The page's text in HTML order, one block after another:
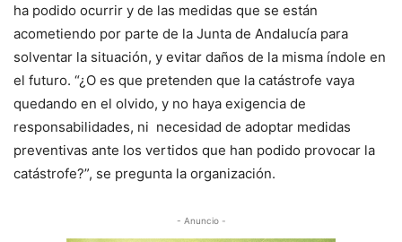
ha podido ocurrir y de las medidas que se están
acometiendo por parte de la Junta de Andalucía para
solventar la situación, y evitar daños de la misma índole en
el futuro. “¿O es que pretenden que la catástrofe vaya
quedando en el olvido, y no haya exigencia de
responsabilidades, ni necesidad de adoptar medidas
preventivas ante los vertidos que han podido provocar la
catástrofe?”, se pregunta la organización.
- Anuncio -